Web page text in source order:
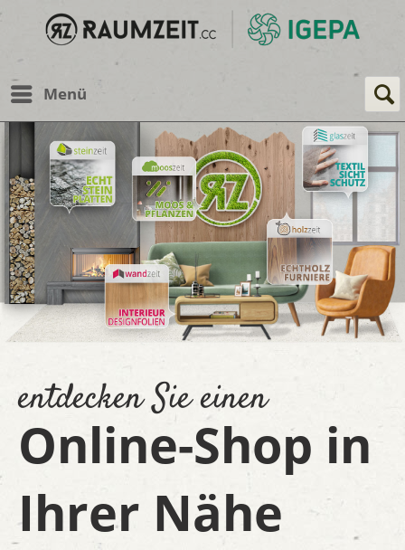
Menü
entdecken Sie einen
Online-Shop in
Ihrer Nähe